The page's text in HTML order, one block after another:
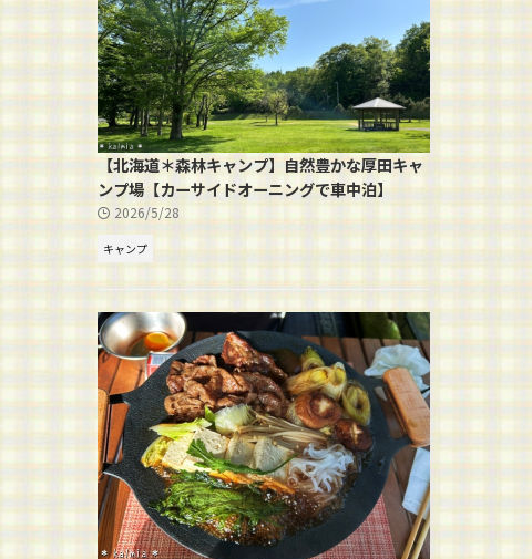
【北海道＊森林キャンプ】自然豊かな厚田キャ
ンプ場【カーサイドオーニングで車中泊】
2026/5/28
キャンプ